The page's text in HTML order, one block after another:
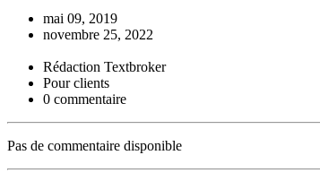
mai 09, 2019
novembre 25, 2022
Rédaction Textbroker
Pour clients
0 commentaire
Pas de commentaire disponible